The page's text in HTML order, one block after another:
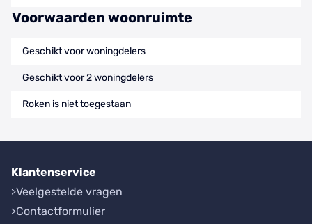
Voorwaarden woonruimte
Geschikt voor woningdelers
Geschikt voor 2 woningdelers
Roken is niet toegestaan
Klantenservice
Veelgestelde vragen
Contactformulier